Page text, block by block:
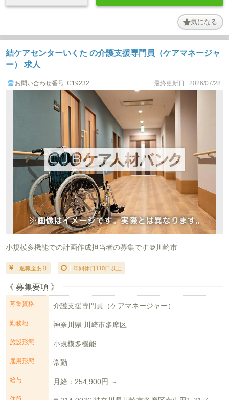
気になる
結ケアセンターいくた の介護支援専門員（ケアマネージャ
ー） 求人
お問い合わせ番号 :C19232 最終更新日 : 2026/07/28
小規模多機能での計画作成担当者の募集です＠川崎市
退職金あり 年間休日110日以上
《 募集要項 》
募集資格 介護支援専門員（ケアマネージャー）
勤務地 神奈川県 川崎市多摩区
施設形態 小規模多機能
雇用形態 常勤
給与 月給：254,900円 ～